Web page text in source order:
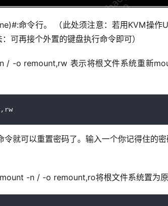
命令行。 （此处须注意：若用KVM操作
可再接个外置的键盘执行命令即可）
/ -o remount,rw 表示将根文件系统重新
就可以重置密码了。输入一个你记得住的
-n / -o remount,ro将根文件系统置为原